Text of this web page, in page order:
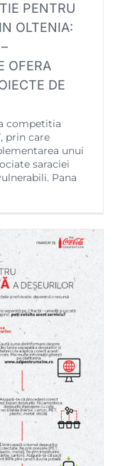
PENTRU
OLTENIA:
OFERA
DE
competitia
prin care
unui
saraciei
Pana